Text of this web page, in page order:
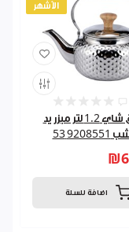
الأشهر
ابريق شاي 1.2 لتر مبزر يد
53
اضافة للسلة